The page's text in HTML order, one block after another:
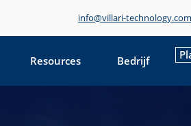
info@villari-technology.com
Resources Bedrijf